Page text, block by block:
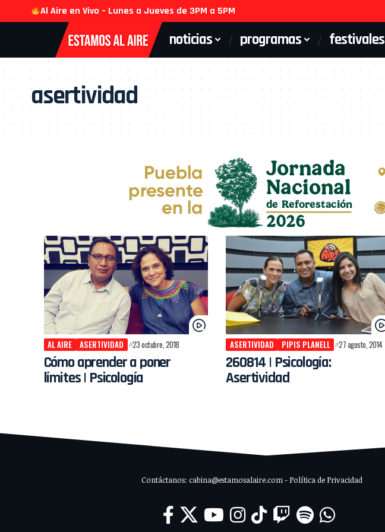
Al Aire en Vivo – Lunes a Jueves de 3PM a 5PM
noticias programas festivales
asertividad
AL AIRE ASERTIVIDAD 23 octubre, 2018
Cómo aprender a poner
límites | Psicología
ASERTIVIDAD PIPIS PLANELL 27 agosto, 2014
260814 | Psicología:
Asertividad
Contáctanos: cabina@estamosalaire.com - Política de Privacidad